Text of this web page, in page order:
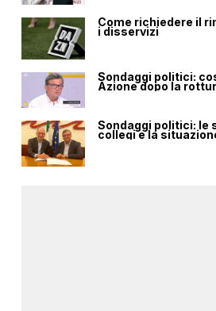
Come richiedere il
i disservizi
Sondaggi politici:
Azione dopo la
Sondaggi politici: le
collegi e la